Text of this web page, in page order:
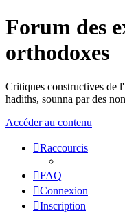
Forum des
orthodoxes
Critiques constructives de
hadiths, sounna par des
Accéder au contenu
Raccourcis
FAQ
Connexion
Inscription